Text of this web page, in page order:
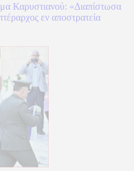
Καρυστιανού: «Διαπίστωσα
εν αποστρατεία